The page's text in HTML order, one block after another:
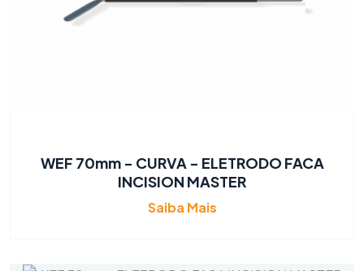
WEF 70mm - CURVA - ELETRODO FACA
INCISION MASTER
Saiba Mais